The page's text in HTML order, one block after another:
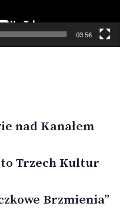
03:56
nad Kanałem
Trzech Kultur
Brzmienia”